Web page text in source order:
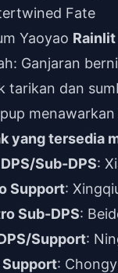
Fate
Yaoyao
Ganjaran
tarikan dan
yang tersedia
Sub-DPS:
Support:
Sub-DPS:
Support:
: